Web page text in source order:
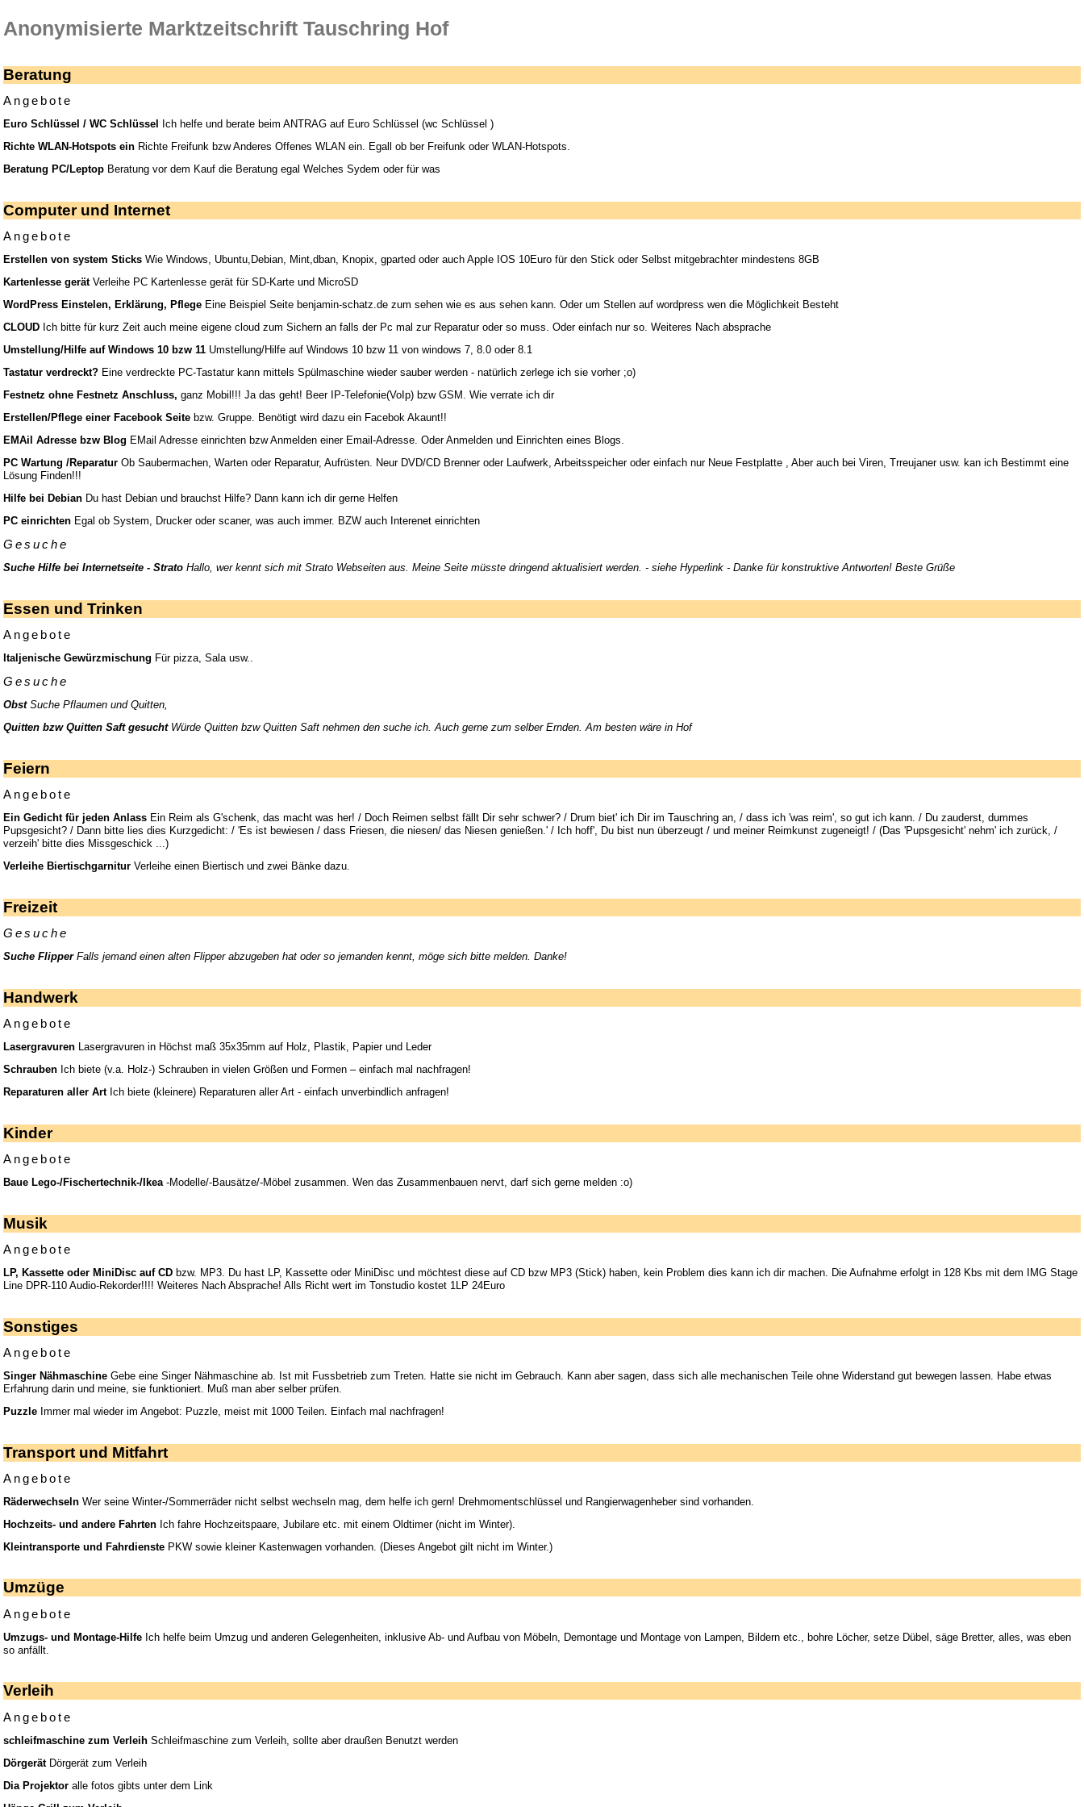
Anonymisierte Marktzeitschrift Tauschring Hof
Beratung
Angebote
Euro Schlüssel / WC Schlüssel
Ich helfe und berate beim ANTRAG auf Euro Schlüssel (wc Schlüssel )
Richte WLAN-Hotspots ein Richte Freifunk bzw Anderes Offenes WLAN ein. Egall ob ber Freifunk oder WLAN-Hotspots.
Beratung PC/Leptop Beratung vor dem Kauf die Beratung egal Welches Sydem oder für was
Computer und Internet
Angebote
Erstellen von system Sticks Wie Windows, Ubuntu,Debian, Mint,dban, Knopix, gparted oder auch Apple IOS 10Euro für den Stick oder Selbst mitgebrachter mindestens 8GB
Kartenlesse gerätVerleihe PC Kartenlesse gerät für SD-Karte und MicroSD
WordPress Einstelen, Erklärung, Pflege Eine Beispiel Seite benjamin-schatz.de zum sehen wie es aus sehen kann. Oder um Stellen auf wordpress wen die Möglichkeit Besteht
CLOUD Ich bitte für kurz Zeit auch meine eigene cloud zum Sichern an falls der Pc mal zur Reparatur oder so muss. Oder einfach nur so. Weiteres Nach absprache
Umstellung/Hilfe auf Windows 10 bzw 11 Umstellung/Hilfe auf Windows 10 bzw 11 von windows 7, 8.0 oder 8.1
Tastatur verdreckt? Eine verdreckte PC-Tastatur kann mittels Spülmaschine wieder sauber werden - natürlich zerlege ich sie vorher ;o)
Festnetz ohne Festnetz Anschluss, ganz Mobil!!! Ja das geht! Beer IP-Telefonie(VoIp) bzw GSM. Wie verrate ich dir
Erstellen/Pflege einer Facebook Seite bzw. Gruppe. Benötigt wird dazu ein Facebok Akaunt!!
EMAil Adresse bzw Blog EMail Adresse einrichten bzw Anmelden einer Email-Adresse. Oder Anmelden und Einrichten eines Blogs.
PC Wartung /Reparatur Ob Saubermachen, Warten oder Reparatur, Aufrüsten. Neur DVD/CD Brenner oder Laufwerk, Arbeitsspeicher oder einfach nur Neue Festplatte , Aber auch bei Viren, Trreujaner usw. kan ich Bestimmt eine
Lösung Finden!!!
Hilfe bei Debian Du hast Debian und brauchst Hilfe? Dann kann ich dir gerne Helfen
PC einrichten Egal ob System, Drucker oder scaner, was auch immer. BZW auch Interenet einrichten
Gesuche
Suche Hilfe bei Internetseite - Strato Hallo, wer kennt sich mit Strato Webseiten aus. Meine Seite müsste dringend aktualisiert werden. - siehe Hyperlink - Danke für konstruktive Antworten! Beste Grüße
Essen und Trinken
Angebote
Italjenische Gewürzmischung Für pizza, Sala usw..
Gesuche
ObstSuche Pflaumen und Quitten,
Quitten bzw Quitten Saft gesuchtWürde Quitten bzw Quitten Saft nehmen den suche ich. Auch gerne zum selber Ernden. Am besten wäre in Hof
Feiern
Angebote
Ein Gedicht für jeden Anlass Ein Reim als G'schenk, das macht was her! / Doch Reimen selbst fällt Dir sehr schwer? / Drum biet' ich Dir im Tauschring an, / dass ich 'was reim', so gut ich kann. / Du zauderst, dummes
Pupsgesicht? / Dann bitte lies dies Kurzgedicht: / 'Es ist bewiesen / dass Friesen, die niesen/ das Niesen genießen.' / Ich hoff', Du bist nun überzeugt / und meiner Reimkunst zugeneigt! / (Das 'Pupsgesicht' nehm' ich zurück, /
verzeih' bitte dies Missgeschick ...)
Verleihe Biertischgarnitur Verleihe einen Biertisch und zwei Bänke dazu.
Freizeit
Gesuche
Suche FlipperFalls jemand einen alten Flipper abzugeben hat oder so jemanden kennt, möge sich bitte melden. Danke!
Handwerk
Angebote
Lasergravuren Lasergravuren in Höchst maß 35x35mm auf Holz, Plastik, Papier und Leder
Schrauben Ich biete (v.a. Holz-) Schrauben in vielen Größen und Formen – einfach mal nachfragen!
Reparaturen aller ArtIch biete (kleinere) Reparaturen aller Art - einfach unverbindlich anfragen!
Kinder
Angebote
Baue Lego-/Fischertechnik-/Ikea -Modelle/-Bausätze/-Möbel zusammen. Wen das Zusammenbauen nervt, darf sich gerne melden :o)
Musik
Angebote
LP, Kassette oder MiniDisc auf CD bzw. MP3. Du hast LP, Kassette oder MiniDisc und möchtest diese auf CD bzw MP3 (Stick) haben, kein Problem dies kann ich dir machen. Die Aufnahme erfolgt in 128 Kbs mit dem IMG Stage
Line DPR-110 Audio-Rekorder!!!! Weiteres Nach Absprache! Alls Richt wert im Tonstudio kostet 1LP 24Euro
Sonstiges
Angebote
Singer Nähmaschine Gebe eine Singer Nähmaschine ab. Ist mit Fussbetrieb zum Treten. Hatte sie nicht im Gebrauch. Kann aber sagen, dass sich alle mechanischen Teile ohne Widerstand gut bewegen lassen. Habe etwas
Erfahrung darin und meine, sie funktioniert. Muß man aber selber prüfen.
Puzzle Immer mal wieder im Angebot: Puzzle, meist mit 1000 Teilen. Einfach mal nachfragen!
Transport und Mitfahrt
Angebote
Räderwechseln Wer seine Winter-/Sommerräder nicht selbst wechseln mag, dem helfe ich gern! Drehmomentschlüssel und Rangierwagenheber sind vorhanden.
Hochzeits- und andere Fahrten Ich fahre Hochzeitspaare, Jubilare etc. mit einem Oldtimer (nicht im Winter).
Kleintransporte und Fahrdienste PKW sowie kleiner Kastenwagen vorhanden. (Dieses Angebot gilt nicht im Winter.)
Umzüge
Angebote
Umzugs- und Montage-Hilfe Ich helfe beim Umzug und anderen Gelegenheiten, inklusive Ab- und Aufbau von Möbeln, Demontage und Montage von Lampen, Bildern etc., bohre Löcher, setze Dübel, säge Bretter, alles, was eben
so anfällt.
Verleih
Angebote
schleifmaschine zum Verleih Schleifmaschine zum Verleih, sollte aber draußen Benutzt werden
DörgerätDörgerät zum Verleih
Dia Projektor alle fotos gibts unter dem Link